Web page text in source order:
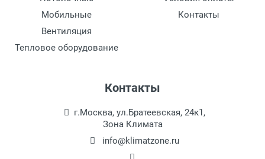
Мобильные
Вентиляция
Тепловое оборудование
Контакты
Контакты
г.Москва, ул.Братеевская, 24к1,
Зона Климата
info@klimatzone.ru